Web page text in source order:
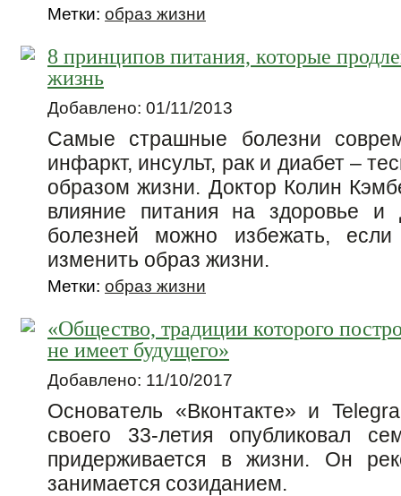
Метки: образ жизни
8 принципов питания, которые
жизнь
Добавлено: 01/11/2013
Самые страшные болезни
инфаркт, инсульт, рак и диабет –
образом жизни. Доктор Колин
влияние питания на здоровье и
болезней можно избежать,
изменить образ жизни.
Метки: образ жизни
«Общество, традиции которого
не имеет будущего»
Добавлено: 11/10/2017
Основатель «Вконтакте» и
своего 33-летия опубликовал
придерживается в жизни. Он
занимается созиданием.